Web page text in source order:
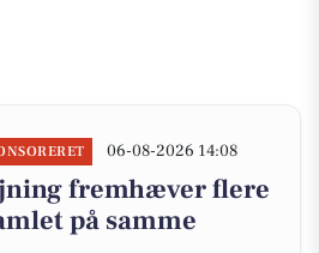
06-08-2026 14:08
fremhæver flere
på samme